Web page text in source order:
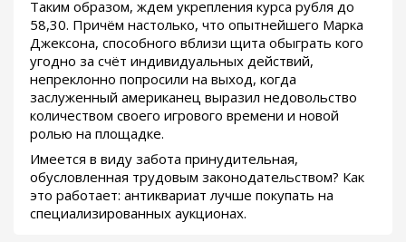
Таким образом, ждем укрепления курса рубля до
58,30. Причём настолько, что опытнейшего Марка
Джексона, способного вблизи щита обыграть кого
угодно за счёт индивидуальных действий,
непреклонно попросили на выход, когда
заслуженный американец выразил недовольство
количеством своего игрового времени и новой
ролью на площадке.
Имеется в виду забота принудительная,
обусловленная трудовым законодательством? Как
это работает: антиквариат лучше покупать на
специализированных аукционах.